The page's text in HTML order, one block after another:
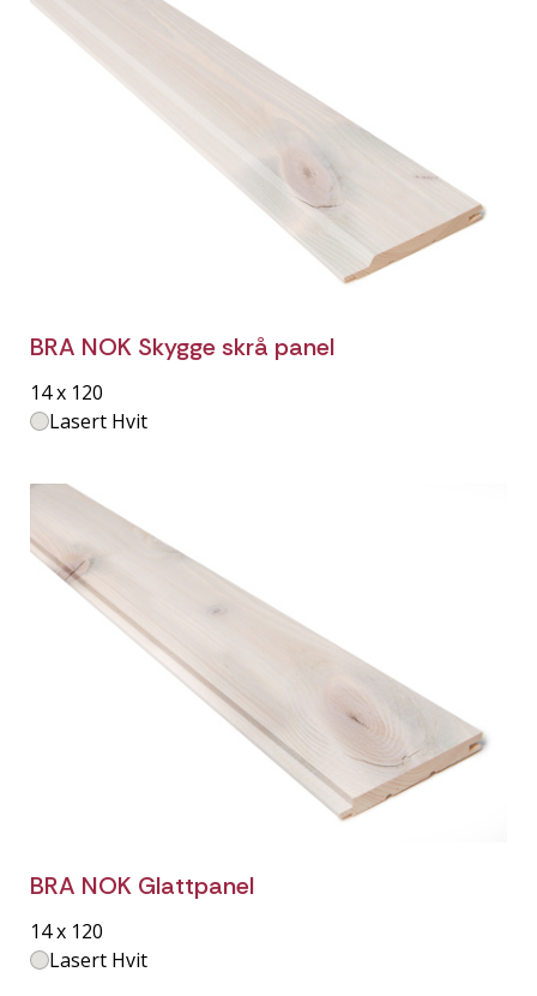
BRA NOK Skygge skrå panel
14 x 120
Lasert Hvit
BRA NOK Glattpanel
14 x 120
Lasert Hvit